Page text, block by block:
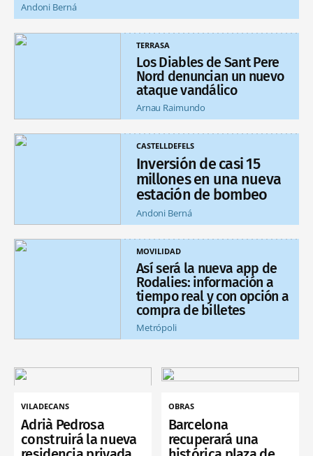
Andoni Berná
TERRASA
Los Diables de Sant Pere
Nord denuncian un nuevo
ataque vandálico
Arnau Raimundo
CASTELLDEFELS
Inversión de casi 15
millones en una nueva
estación de bombeo
Andoni Berná
MOVILIDAD
Así será la nueva app de
Rodalies: información a
tiempo real y con opción a
compra de billetes
Metrópoli
VILADECANS
Adrià Pedrosa
construirá la nueva
OBRAS
Barcelona
recuperará una